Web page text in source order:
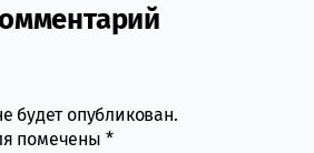
section
будет опубликован.
помечены *